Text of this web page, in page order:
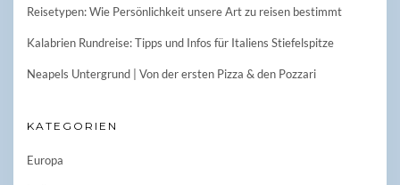
Reisetypen: Wie Persönlichkeit unsere Art zu reisen bestimmt
Kalabrien Rundreise: Tipps und Infos für Italiens Stiefelspitze
Neapels Untergrund | Von der ersten Pizza & den Pozzari
KATEGORIEN
Europa